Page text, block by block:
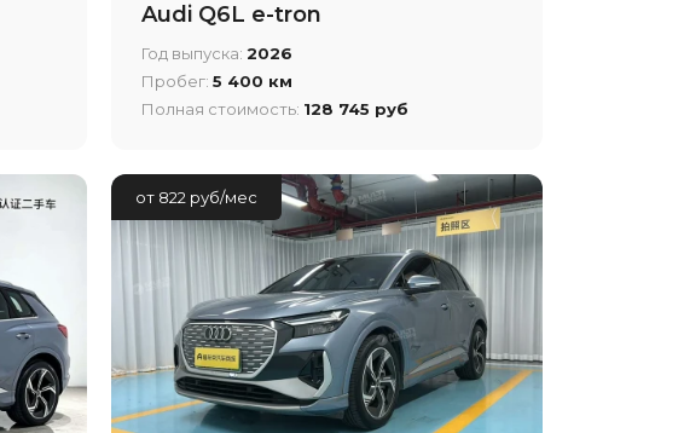
Audi Q6L e-tron
Год выпуска:2026
Пробег:5 400 км
Полная стоимость: 128 745 руб
от 822 руб/мес